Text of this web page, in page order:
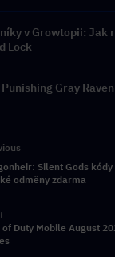
v Growtopii: Jak
Lock
Gray
Silent Gods
odměny zdarma
of Duty Mobile August